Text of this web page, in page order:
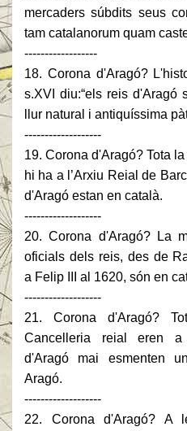
mercaders súbdits seus
tam catalanorum quam
------------------
18. Corona d'Aragó?
s.XVI diu:“els reis d'Aragó
llur natural i antiquíssima
-------------------
19. Corona d'Aragó? Tota
hi ha a l’Arxiu Reial de
d'Aragó estan en català.
-------------------
20. Corona d'Aragó? La
oficials dels reis, des de
a Felip III al 1620, són en
-------------------
21. Corona d'Aragó?
Cancelleria reial eren
d'Aragó mai esmenten
Aragó.
-------------------
22. Corona d'Aragó? A